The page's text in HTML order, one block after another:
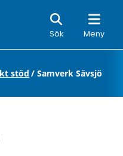
Sök Meny
Sök
stöd / Samverk Sävsjö